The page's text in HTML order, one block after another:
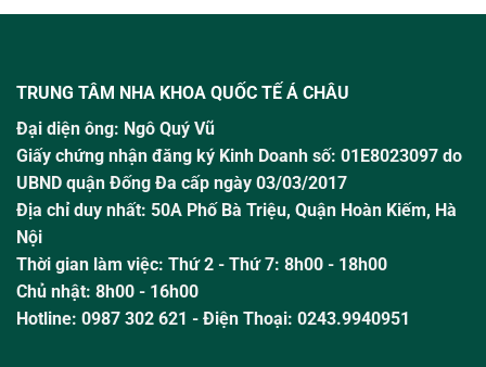
TRUNG TÂM NHA KHOA QUỐC TẾ Á CHÂU
Đại diện ông: Ngô Quý Vũ
Giấy chứng nhận đăng ký Kinh Doanh số: 01E8023097 do
UBND quận Đống Đa cấp ngày 03/03/2017
Địa chỉ duy nhất: 50A Phố Bà Triệu, Quận Hoàn Kiếm, Hà
Nội
Thời gian làm việc: Thứ 2 - Thứ 7: 8h00 - 18h00
Chủ nhật: 8h00 - 16h00
Hotline: 0987 302 621 - Điện Thoại: 0243.9940951